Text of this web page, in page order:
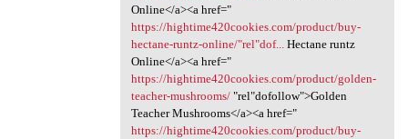
Online</a><a href="
https://hightime420cookies.com/product/buy-
hectane-runtz-online/"rel"dof...
Hectane runtz
Online</a><a href="
https://hightime420cookies.com/product/golden-
teacher-mushrooms/‎"rel"dofollow">Golden
Teacher Mushrooms</a><a href="
https://hightime420cookies.com/product/buy-